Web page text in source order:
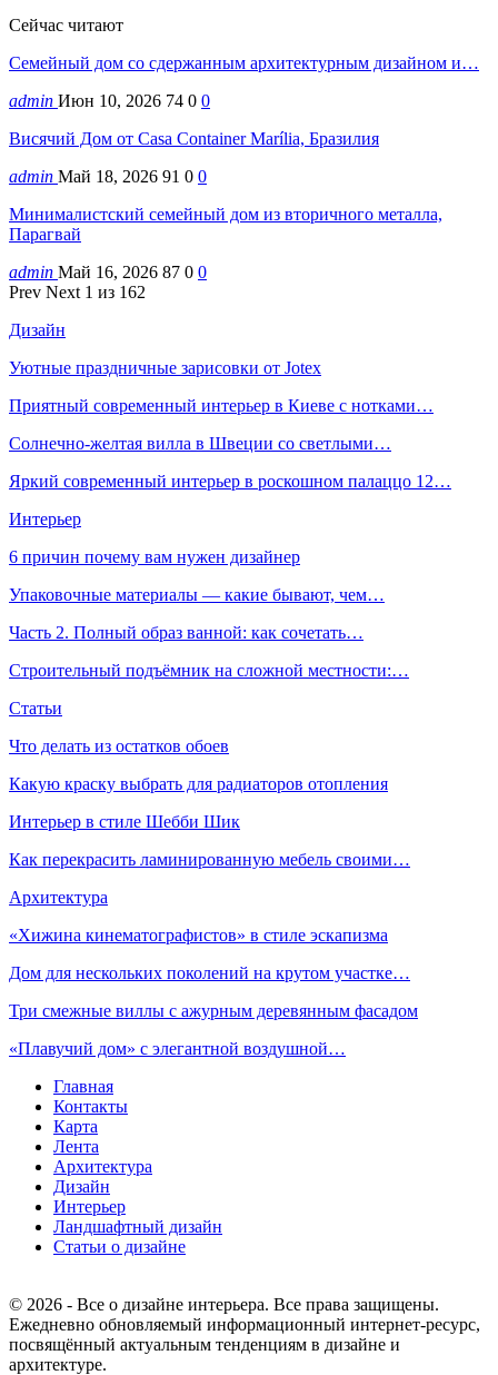
Сейчас читают
Семейный дом со сдержанным архитектурным дизайном и…
admin Июн 10, 2026 74 0 0
Висячий Дом от Casa Container Marília, Бразилия
admin Май 18, 2026 91 0 0
Минималистский семейный дом из вторичного металла,
Парагвай
admin Май 16, 2026 87 0 0
Prev Next 1 из 162
Дизайн
Уютные праздничные зарисовки от Jotex
Приятный современный интерьер в Киеве с нотками…
Солнечно-желтая вилла в Швеции со светлыми…
Яркий современный интерьер в роскошном палаццо 12…
Интерьер
6 причин почему вам нужен дизайнер
Упаковочные материалы — какие бывают, чем…
Часть 2. Полный образ ванной: как сочетать…
Строительный подъёмник на сложной местности:…
Статьи
Что делать из остатков обоев
Какую краску выбрать для радиаторов отопления
Интерьер в стиле Шебби Шик
Как перекрасить ламинированную мебель своими…
Архитектура
«Хижина кинематографистов» в стиле эскапизма
Дом для нескольких поколений на крутом участке…
Три смежные виллы с ажурным деревянным фасадом
«Плавучий дом» с элегантной воздушной…
Главная
Контакты
Карта
Лента
Архитектура
Дизайн
Интерьер
Ландшафтный дизайн
Статьи о дизайне
© 2026 - Все о дизайне интерьера. Все права защищены.
Ежедневно обновляемый информационный интернет-ресурс,
посвящённый актуальным тенденциям в дизайне и
архитектуре.